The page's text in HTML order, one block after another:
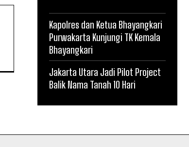
Kapolres dan Ketua Bhayangkari
Purwakarta Kunjungi TK Kemala
Bhayangkari
Jakarta Utara Jadi Pilot Project
Balik Nama Tanah 10 Hari